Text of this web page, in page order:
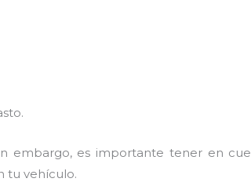
embargo, es importante tener en
tu vehículo.